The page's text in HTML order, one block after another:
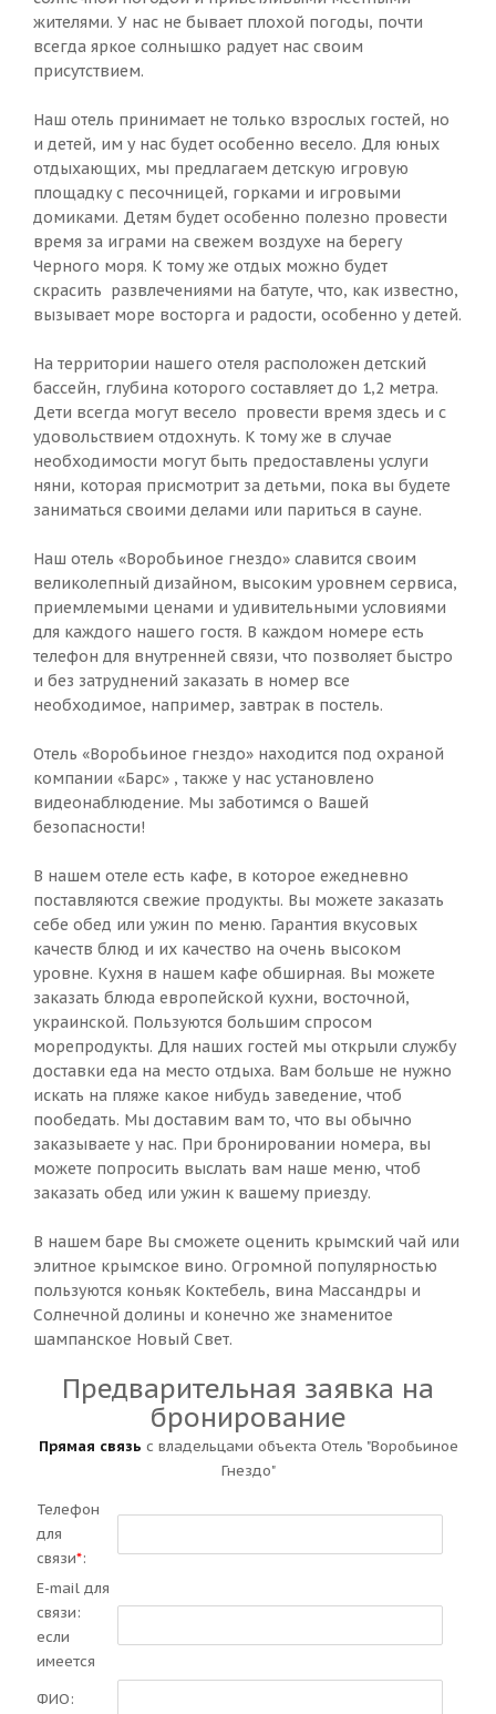
жителями. У нас не бывает плохой погоды, почти
всегда яркое солнышко радует нас своим
присутствием.
Наш отель принимает не только взрослых гостей, но
и детей, им у нас будет особенно весело. Для юных
отдыхающих, мы предлагаем детскую игровую
площадку с песочницей, горками и игровыми
домиками. Детям будет особенно полезно провести
время за играми на свежем воздухе на берегу
Черного моря. К тому же отдых можно будет
скрасить развлечениями на батуте, что, как известно,
вызывает море восторга и радости, особенно у детей.
На территории нашего отеля расположен детский
бассейн, глубина которого составляет до 1,2 метра.
Дети всегда могут весело провести время здесь и с
удовольствием отдохнуть. К тому же в случае
необходимости могут быть предоставлены услуги
няни, которая присмотрит за детьми, пока вы будете
заниматься своими делами или париться в сауне.
Наш отель «Воробьиное гнездо» славится своим
великолепный дизайном, высоким уровнем сервиса,
приемлемыми ценами и удивительными условиями
для каждого нашего гостя. В каждом номере есть
телефон для внутренней связи, что позволяет быстро
и без затруднений заказать в номер все
необходимое, например, завтрак в постель.
Отель «Воробьиное гнездо» находится под охраной
компании «Барс» , также у нас установлено
видеонаблюдение. Мы заботимся о Вашей
безопасности!
В нашем отеле есть кафе, в которое ежедневно
поставляются свежие продукты. Вы можете заказать
себе обед или ужин по меню. Гарантия вкусовых
качеств блюд и их качество на очень высоком
уровне. Кухня в нашем кафе обширная. Вы можете
заказать блюда европейской кухни, восточной,
украинской. Пользуются большим спросом
морепродукты. Для наших гостей мы открыли службу
доставки еда на место отдыха. Вам больше не нужно
искать на пляже какое нибудь заведение, чтоб
пообедать. Мы доставим вам то, что вы обычно
заказываете у нас. При бронировании номера, вы
можете попросить выслать вам наше меню, чтоб
заказать обед или ужин к вашему приезду.
В нашем баре Вы сможете оценить крымский чай или
элитное крымское вино. Огромной популярностью
пользуются коньяк Коктебель, вина Массандры и
Солнечной долины и конечно же знаменитое
шампанское Новый Свет.
Предварительная заявка на
бронирование
Прямая связь с владельцами объекта Отель "Воробьиное
Гнездо"
Телефон
для
связи*:
E-mail для
связи:
если
имеется
ФИО: